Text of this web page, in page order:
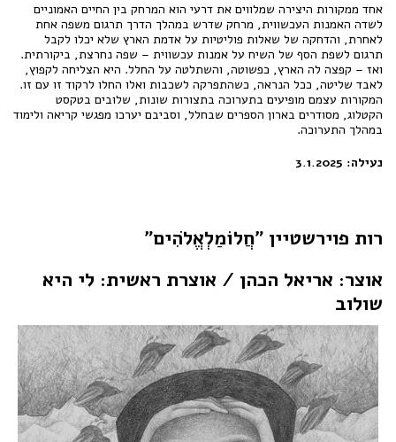
אחד ממקורות היצירה שמלווים את דרעי הוא המרחק בין החיים האמוניים
לשדה האמנות העכשווית, מרחק שדרש במהלך הדרך תרגום משפה אחת
לאחרת, והדחקה של שאלות פוליטיות על אדמת הארץ שלא יכלו לקבל
תרגום לשפת הסף של השיח על אמנות עכשווית – שפה נחרצת, ביקורתית.
ואז – קפצה לה הארץ, כפשוטה, והשתלטה על החלל. היא הצליחה לקפוץ,
לאבד שליטה, ככל הנראה, כשהתפרקה לשכבות ואלו החלו לרקוד זו עם זו.
המקורות עצמם מופיעים בתערוכה בתצורות שונות, שלובים בטקסט
הקטלוג, מסודרים בארון הספרים שבחלל, וסביבם יערכו מפגשי קריאה ולימוד
במהלך התערוכה.
נעילה: 3.1.2025
רות פוירשטיין "חֲלוֹמַלְאֱלֹהִים"
אוצר: אריאל הכהן / אוצרת ראשית: לי היא
שולוב